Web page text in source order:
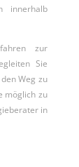
innerhalb
zur
Sie
Weg zu
möglich zu
in